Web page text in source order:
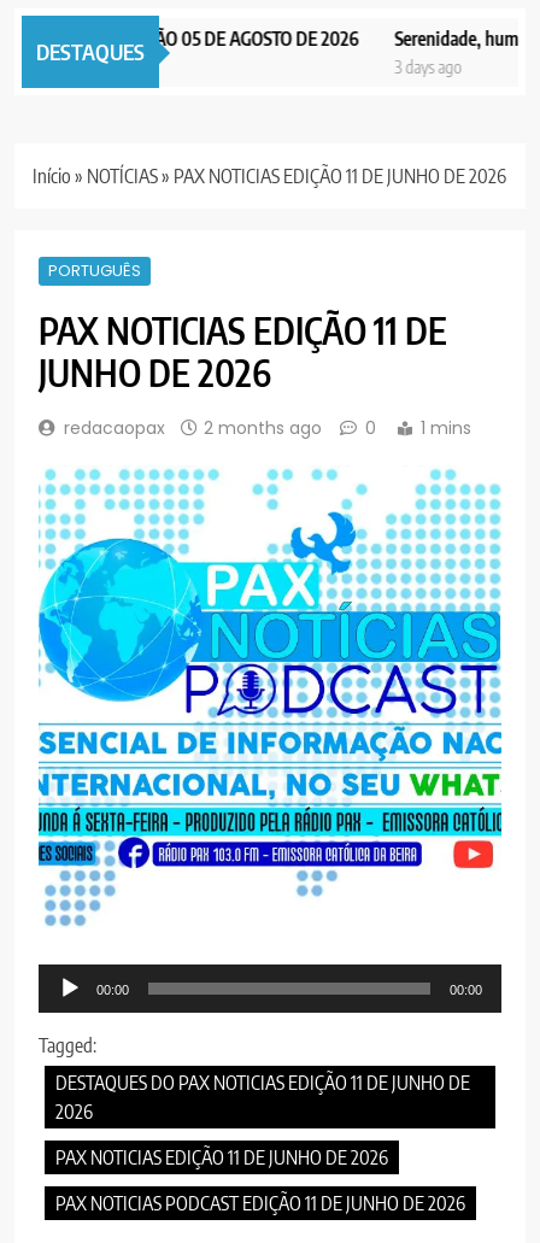
DESTAQUES
NOTICIAS EDIÇÃO 05 DE AGOSTO DE 2026
ago
Serenidade,
3 days ago
Início » NOTÍCIAS» PAX NOTICIAS EDIÇÃO 11 DE JUNHO DE 2026
PORTUGUÊS
PAX NOTICIAS EDIÇÃO 11 DE
JUNHO DE 2026
redacaopax 2 months ago 0 1 mins
Audio
Player
00:00 00:00
Tagged:
DESTAQUES DO PAX NOTICIAS EDIÇÃO 11 DE JUNHO DE
2026
PAX NOTICIAS EDIÇÃO 11 DE JUNHO DE 2026
PAX NOTICIAS PODCAST EDIÇÃO 11 DE JUNHO DE 2026